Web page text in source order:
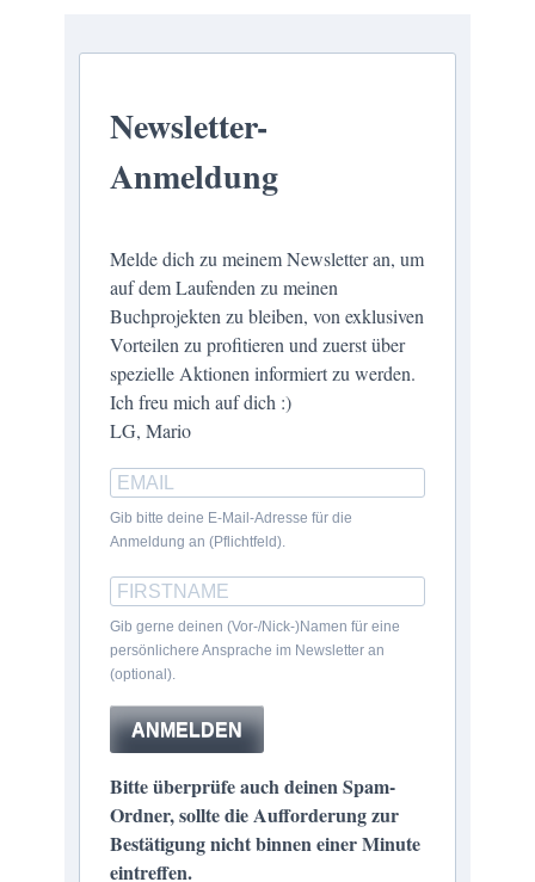
Newsletter-
Anmeldung
Melde dich zu meinem Newsletter an, um
auf dem Laufenden zu meinen
Buchprojekten zu bleiben, von exklusiven
Vorteilen zu profitieren und zuerst über
spezielle Aktionen informiert zu werden.
Ich freu mich auf dich :)
LG, Mario
Gib bitte deine E-Mail-Adresse für die
Anmeldung an (Pflichtfeld).
Gib gerne deinen (Vor-/Nick-)Namen für eine
persönlichere Ansprache im Newsletter an
(optional).
ANMELDEN
Bitte überprüfe auch deinen Spam-
Ordner, sollte die Aufforderung zur
Bestätigung nicht binnen einer Minute
eintreffen.